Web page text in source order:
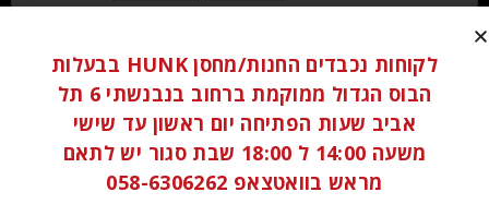
₪100.00
הוספה לסל
לקוחות נכבדים החנות/מחסן HUNK בבעלות
הבוס הגדול ממוקמת ברחוב בנבנשתי 6 תל
אביב שעות הפתיחה יום ראשון עד שישי
משעה 14:00 ל 18:00 שבת סגור יש לתאם
מראש בוואטצאפ 058-6306262